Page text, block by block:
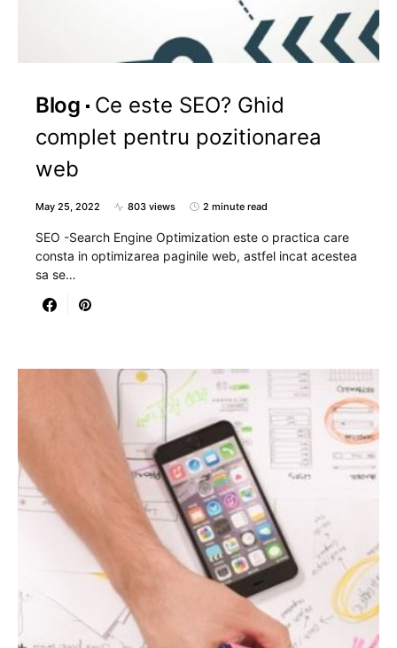
Blog
Ce este SEO? Ghid
complet pentru pozitionarea
web
May 25, 2022 803 views 2 minute read
SEO -Search Engine Optimization este o practica care
consta in optimizarea paginile web, astfel incat acestea
sa se…